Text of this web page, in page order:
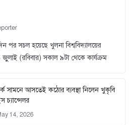
পর সচল হয়েছে খুলনা বিশ্ববিদ্যালয়ের
(রবিবার) সকাল ৯টা থেকে কার্যক্রম
সামনে আসতেই কঠোর ব্যবস্থা নিলেন খুকৃবি
চ্যান্সেলর
14, 2026